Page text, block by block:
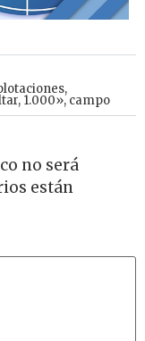
,
, 1.000», campo
no será
están